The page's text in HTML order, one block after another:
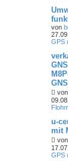
von
GPS
von
u-
mit
von
GPS